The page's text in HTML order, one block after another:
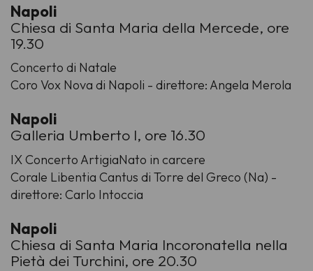
Napoli
Chiesa di Santa Maria della Mercede, ore
19.30
Concerto di Natale
Coro Vox Nova di Napoli - direttore: Angela Merola
Napoli
Galleria Umberto I, ore 16.30
IX Concerto ArtigiaNato in carcere
Corale Libentia Cantus di Torre del Greco (Na) -
direttore: Carlo Intoccia
Napoli
Chiesa di Santa Maria Incoronatella nella
Pietà dei Turchini, ore 20.30